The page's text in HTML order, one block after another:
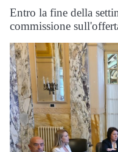
Entro la fine della
commissione